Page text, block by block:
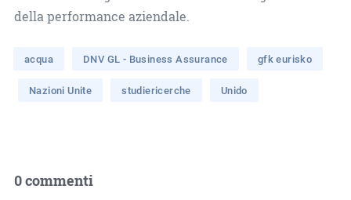
della performance aziendale.
acqua DNV GL - Business Assurance gfk eurisko
Nazioni Unite studiericerche Unido
0 commenti